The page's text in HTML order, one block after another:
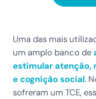
Uma das mais
um amplo banco de
estimular atenção,
e cognição social.
sofreram um TCE,